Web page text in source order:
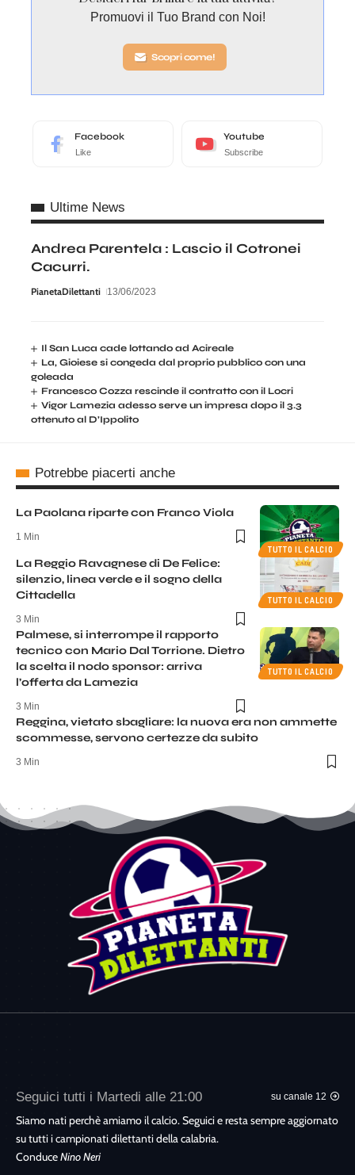
Promuovi il Tuo Brand con Noi!
Scopri come!
Facebook
Like
Youtube
Subscribe
Ultime News
Andrea Parentela : Lascio il Cotronei
Cacurri.
PianetaDilettanti 13/06/2023
Il San Luca cade lottando ad Acireale
La, Gioiese si congeda dal proprio pubblico con una
goleada
Francesco Cozza rescinde il contratto con il Locri
Vigor Lamezia adesso serve un impresa dopo il 3.3
ottenuto al D’Ippolito
Potrebbe piacerti anche
TUTTO IL CALCIO
La Paolana riparte con Franco Viola
1 Min
TUTTO IL CALCIO
La Reggio Ravagnese di De Felice:
silenzio, linea verde e il sogno della
Cittadella
3 Min
TUTTO IL CALCIO
Palmese, si interrompe il rapporto
tecnico con Mario Dal Torrione. Dietro
la scelta il nodo sponsor: arriva
l’offerta da Lamezia
3 Min
Reggina, vietato sbagliare: la nuova era non ammette
scommesse, servono certezze da subito
3 Min
Seguici tutti i Martedi alle 21:00 su canale 12
Siamo nati perchè amiamo il calcio. Seguici e resta sempre aggiornato
su tutti i campionati dilettanti della calabria.
ConduceNino Neri